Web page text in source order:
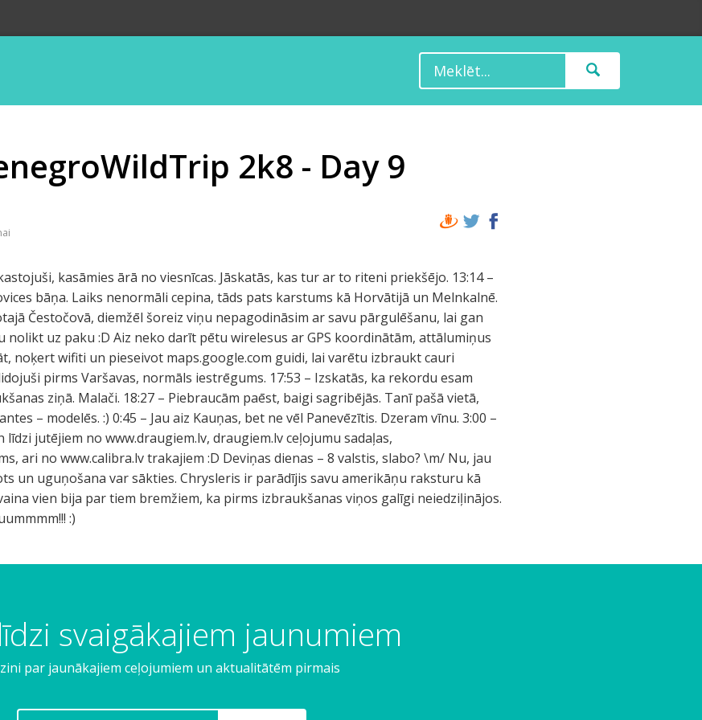
2k8 - Day 9
kasāmies ārā no viesnīcas. Jāskatās, kas tur ar to riteni priekšējo. 13:14 –
bāņa. Laiks nenormāli cepina, tāds pats karstums kā Horvātijā un Melnkalnē.
Čestočovā, diemžēl šoreiz viņu nepagodināsim ar savu pārgulēšanu, lai gan
nolikt uz paku :D Aiz neko darīt pētu wirelesus ar GPS koordinātām, attālumiņus
noķert wifiti un pieseivot maps.google.com guidi, lai varētu izbraukt cauri
pirms Varšavas, normāls iestrēgums. 17:53 – Izskatās, ka rekordu esam
ziņā. Malači. 18:27 – Piebraucām paēst, baigi sagribējās. Tanī pašā vietā,
– modelēs. :) 0:45 – Jau aiz Kauņas, bet ne vēl Panevēzītis. Dzeram vīnu. 3:00 –
līdzi jutējiem no www.draugiem.lv, draugiem.lv ceļojumu sadaļas,
ari no www.calibra.lv trakajiem :D Deviņas dienas – 8 valstis, slabo? \m/ Nu, jau
un uguņošana var sākties. Chrysleris ir parādījis savu amerikāņu raksturu kā
vien bija par tiem bremžiem, ka pirms izbraukšanas viņos galīgi neiedziļinājos.
:)
svaigākajiem jaunumiem
par jaunākajiem ceļojumiem un aktualitātēm pirmais